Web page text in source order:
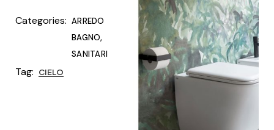
Categories: ARREDO
BAGNO,
SANITARI
Tag: CIELO